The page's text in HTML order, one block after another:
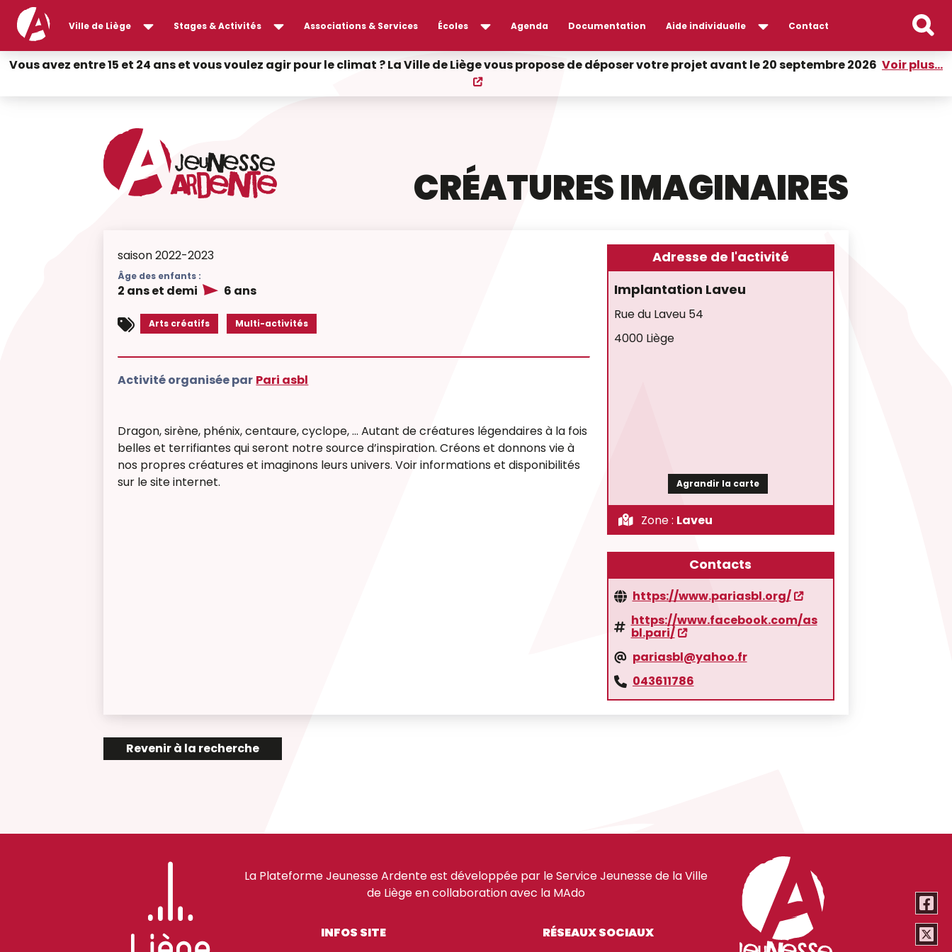
Ville de Liège Stages & Activités Associations & Services Écoles Agenda Documentation Aide individuelle Contact
Vous avez entre 15 et 24 ans et vous voulez agir pour le climat ? La Ville de Liège vous propose de déposer votre projet avant le 20 septembre 2026 Voir plus...
CRÉATURES IMAGINAIRES
saison 2022-2023
Âge des enfants :
2 ans et demi 6 ans
Arts créatifs Multi-activités
Activité organisée par Pari asbl
Dragon, sirène, phénix, centaure, cyclope, … Autant de créatures légendaires à la fois
belles et terrifiantes qui seront notre source d’inspiration. Créons et donnons vie à
nos propres créatures et imaginons leurs univers. Voir informations et disponibilités
sur le site internet.
Adresse de l'activité
Implantation Laveu
Rue du Laveu 54
4000 Liège
Agrandir la carte
Zone : Laveu
Contacts
https://www.pariasbl.org/
https://www.facebook.com/as
bl.pari/
pariasbl@yahoo.fr
043611786
Revenir à la recherche
La Plateforme Jeunesse Ardente est développée par le Service Jeunesse de la Ville
de Liège en collaboration avec la MAdo
INFOS SITE
RÉSEAUX SOCIAUX